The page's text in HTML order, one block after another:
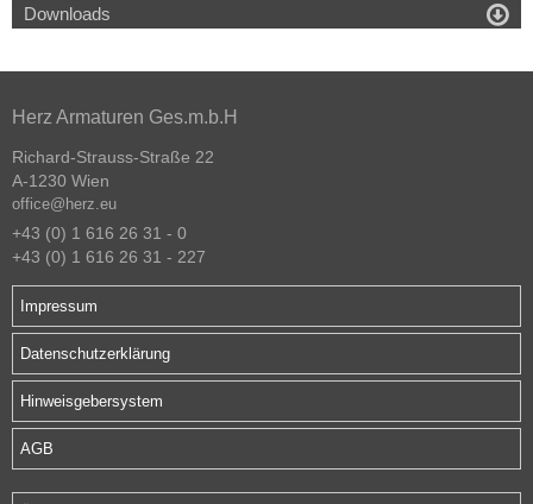
Downloads 
Herz Armaturen Ges.m.b.H
Richard-Strauss-Straße 22
A-1230 Wien
office@herz.eu
+43 (0) 1 616 26 31 - 0
+43 (0) 1 616 26 31 - 227
Impressum
Datenschutzerklärung
Hinweisgebersystem
AGB